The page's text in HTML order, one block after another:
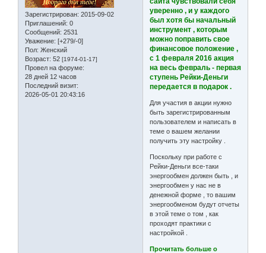
Зарегистрирован: 2015-09-02
Приглашений: 0
Сообщений: 2531
Уважение: [+279/-0]
Пол: Женский
Возраст: 52 [1974-01-17]
Провел на форуме:
28 дней 12 часов
Последний визит:
2026-05-01 20:43:16
уверенно , и у каждого
был хотя бы начальный
инструмент , которым
можно поправить свое
финансовое положение ,
с 1 февраля 2016 акция
на весь февраль - первая
ступень Рейки-Деньги
передается в подарок .
Для участия в акции нужно
быть зарегистрированным
пользователем и написать в
теме о вашем желании
получить эту настройку .
Поскольку при работе с
Рейки-Деньги все-таки
энергообмен должен быть , и
энергообмен у нас не в
денежной форме , то вашим
энергообменом будут отчеты
в этой теме о том , как
проходят практики с
настройкой .
Прочитать больше о